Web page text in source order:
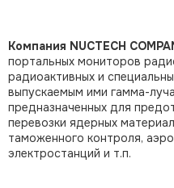
Компания NUCTECH
портальных мониторов
радиоактивных и
выпускаемым ими гамма-
предназначенных для
перевозки ядерных
таможенного контроля,
электростанций и т.п.